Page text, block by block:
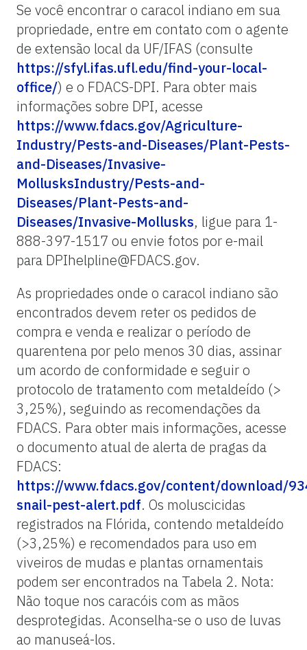
Se você encontrar o caracol indiano em sua
propriedade, entre em contato com o agente
de extensão local da UF/IFAS (consulte
https://sfyl.ifas.ufl.edu/find-your-local-
office/) e o FDACS-DPI. Para obter mais
informações sobre DPI, acesse
https://www.fdacs.gov/Agriculture-
Industry/Pests-and-Diseases/Plant-Pests-
and-Diseases/Invasive-
MollusksIndustry/Pests-and-
Diseases/Plant-Pests-and-
Diseases/Invasive-Mollusks, ligue para 1-
888-397-1517 ou envie fotos por e-mail
para DPIhelpline@FDACS.gov.
As propriedades onde o caracol indiano são
encontrados devem reter os pedidos de
compra e venda e realizar o período de
quarentena por pelo menos 30 dias, assinar
um acordo de conformidade e seguir o
protocolo de tratamento com metaldeído (>
3,25%), seguindo as recomendações da
FDACS. Para obter mais informações, acesse
o documento atual de alerta de pragas da
FDACS:
https://www.fdacs.gov/content/download/
snail-pest-alert.pdf. Os moluscicidas
registrados na Flórida, contendo metaldeído
(>3,25%) e recomendados para uso em
viveiros de mudas e plantas ornamentais
podem ser encontrados na Tabela 2. Nota:
Não toque nos caracóis com as mãos
desprotegidas. Aconselha-se o uso de luvas
ao manuseá-los.